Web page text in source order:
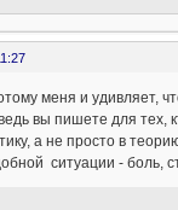
меня и удивляет,
пишете для тех,
а не просто в
ситуации - боль,